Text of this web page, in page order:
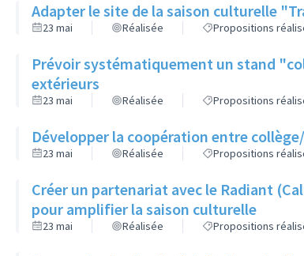
Adapter le site de la saison culturelle
23 mai Réalisée Propositions
Prévoir systématiquement un stand
extérieurs
23 mai Réalisée Propositions
Développer la coopération entre
23 mai Réalisée Propositions
Créer un partenariat avec le Radiant
pour amplifier la saison culturelle
23 mai Réalisée Propositions